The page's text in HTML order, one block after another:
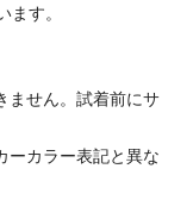
す。
ません。試着前にサ
ーカラー表記と異な